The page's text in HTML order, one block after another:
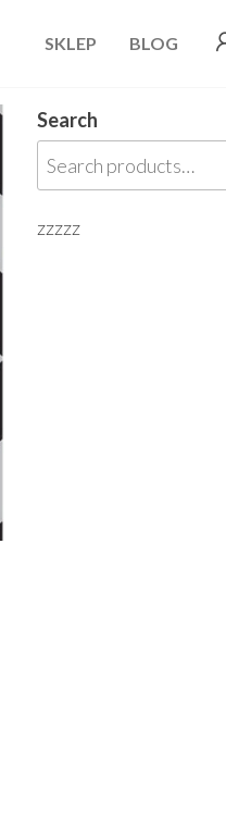
SKLEP BLOG
Search
zzzzz